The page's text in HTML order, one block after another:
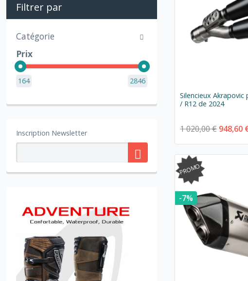
Silencieux Akrapovic
/ R12 de 2024
1 020,00 € 948,60
PROMO
-7%
Filtrer par
Catégorie
Prix
164 2846
Inscription Newsletter